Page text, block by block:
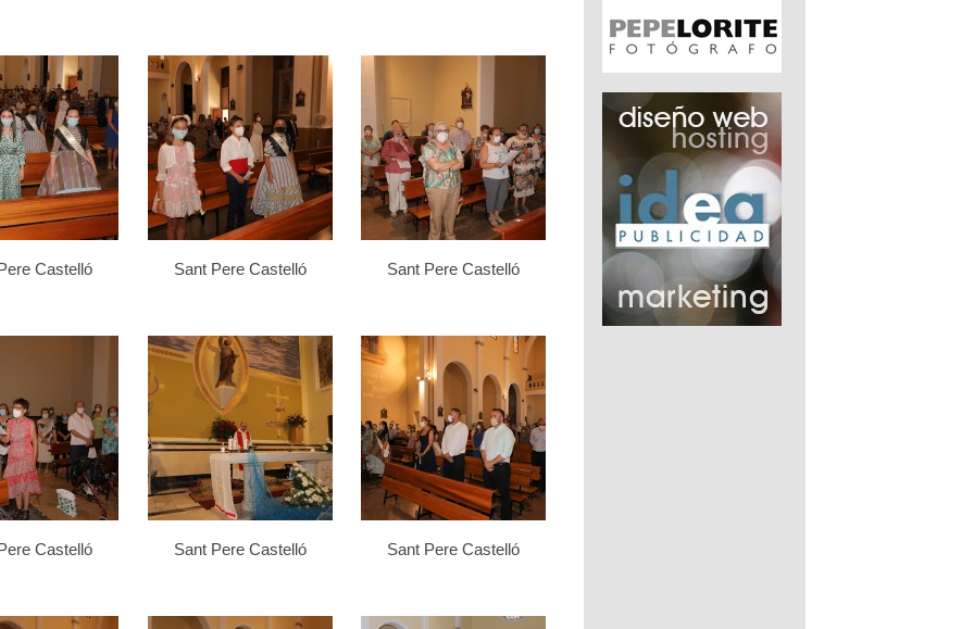
Castelló Sant Pere Castelló Sant Pere Castelló
Castelló Sant Pere Castelló Sant Pere Castelló